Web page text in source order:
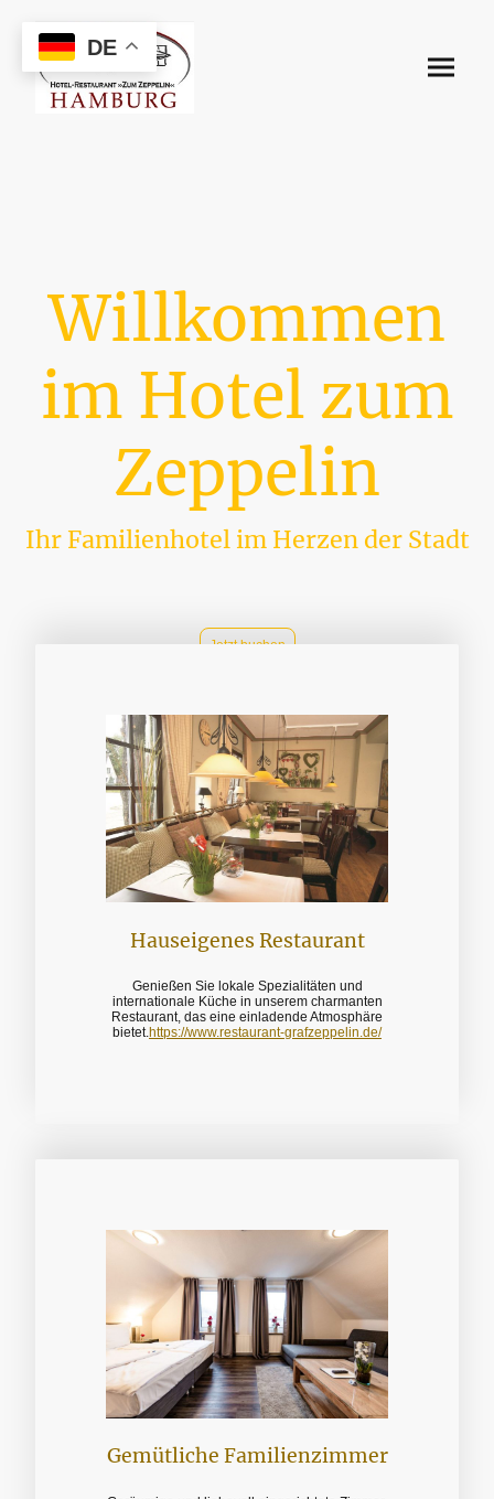
Willkommen
im Hotel zum
Zeppelin
Ihr Familienhotel im Herzen der Stadt
Jetzt buchen
Hauseigenes Restaurant
Genießen Sie lokale Spezialitäten und
internationale Küche in unserem charmanten
Restaurant, das eine einladende Atmosphäre
bietet.https://www.restaurant-grafzeppelin.de/
Gemütliche Familienzimmer
DE